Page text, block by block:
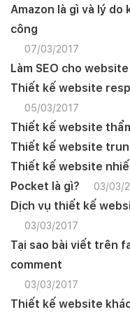
Amazon là gì và lý
công
07/03/2017
Làm SEO cho
Thiết kế website
05/03/2017
Thiết kế website
Thiết kế website
Thiết kế website
Pocket là gì? 03/03/
Dịch vụ thiết kế
03/03/2017
Tại sao bài viết trên
comment
03/03/2017
Thiết kế website